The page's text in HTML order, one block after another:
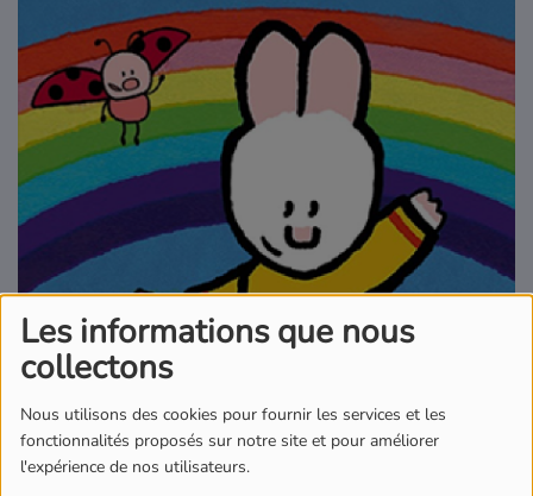
Les informations que nous
collectons
Nous utilisons des cookies pour fournir les services et les
fonctionnalités proposés sur notre site et pour améliorer
l'expérience de nos utilisateurs.
Où regarder TV Pitchoun ?
Radio
Grille des programmes Radio
Podcasts
Où écouter Radio Pitchoun ?
Pitchoun Rédac
Qui sommes-nous ?
Contact